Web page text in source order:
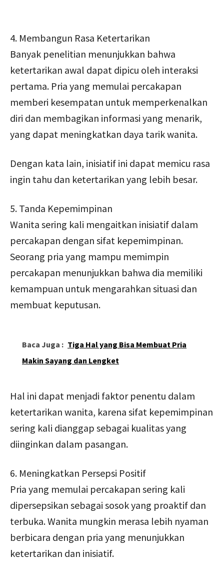
4. Membangun Rasa Ketertarikan
Banyak penelitian menunjukkan bahwa
ketertarikan awal dapat dipicu oleh interaksi
pertama. Pria yang memulai percakapan
memberi kesempatan untuk memperkenalkan
diri dan membagikan informasi yang menarik,
yang dapat meningkatkan daya tarik wanita.
Dengan kata lain, inisiatif ini dapat memicu rasa
ingin tahu dan ketertarikan yang lebih besar.
5. Tanda Kepemimpinan
Wanita sering kali mengaitkan inisiatif dalam
percakapan dengan sifat kepemimpinan.
Seorang pria yang mampu memimpin
percakapan menunjukkan bahwa dia memiliki
kemampuan untuk mengarahkan situasi dan
membuat keputusan.
Baca Juga : Tiga Hal yang Bisa Membuat Pria
Makin Sayang dan Lengket
Hal ini dapat menjadi faktor penentu dalam
ketertarikan wanita, karena sifat kepemimpinan
sering kali dianggap sebagai kualitas yang
diinginkan dalam pasangan.
6. Meningkatkan Persepsi Positif
Pria yang memulai percakapan sering kali
dipersepsikan sebagai sosok yang proaktif dan
terbuka. Wanita mungkin merasa lebih nyaman
berbicara dengan pria yang menunjukkan
ketertarikan dan inisiatif.